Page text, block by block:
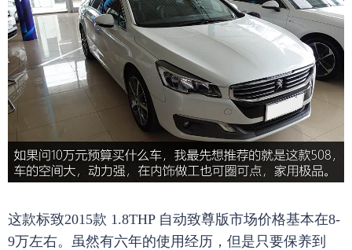
这款标致2015款 1.8THP 自动致尊版市场价格基本在8-
9万左右。虽然有六年的使用经历，但是只要保养到